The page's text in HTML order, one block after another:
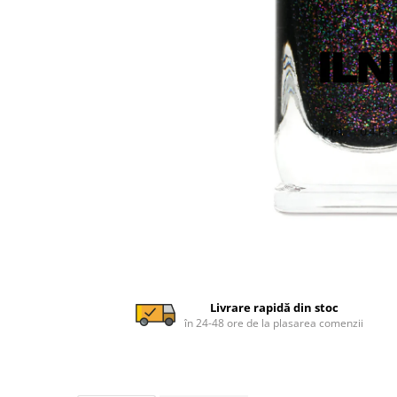
Livrare rapidă din stoc
în 24-48 ore de la plasarea comenzii